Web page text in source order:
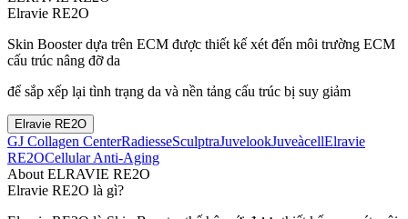
Elravie RE2O
Skin Booster dựa trên ECM được thiết kế xét đến môi trường ECM
cấu trúc nâng đỡ da
để sắp xếp lại tình trạng da và nền tảng cấu trúc bị suy giảm
Elravie RE2O
GJ Collagen CenterRadiesseSculptraJuvelookJuveàcellElravie
RE2OCellular Anti-Aging
About ELRAVIE RE2O
Elravie RE2O là gì?